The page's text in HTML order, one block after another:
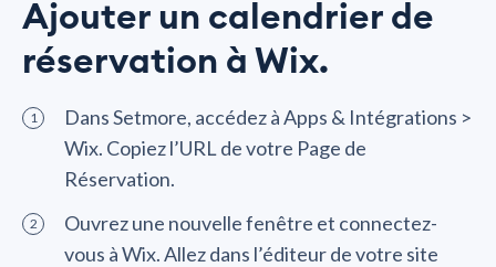
Ajouter un calendrier de
réservation à Wix.
Dans Setmore, accédez à Apps & Intégrations >
Wix. Copiez l’URL de votre Page de
Réservation.
Ouvrez une nouvelle fenêtre et connectez-
vous à Wix. Allez dans l’éditeur de votre site